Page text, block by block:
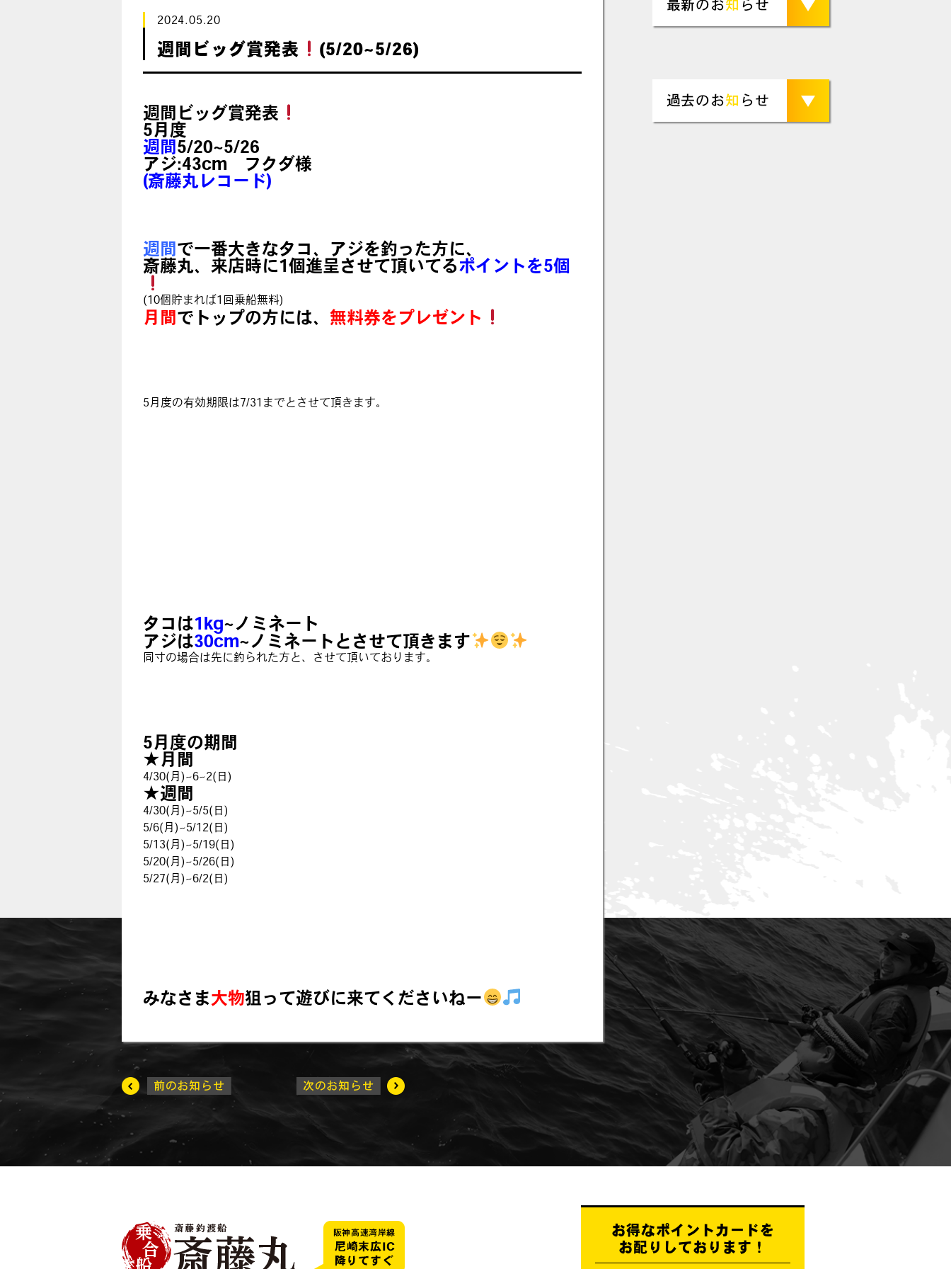
2024.05.20
週間ビッグ賞発表 (5/20~5/26)
週間ビッグ賞発表
5月度
週間 5/20~5/26
アジ:43cm フクダ様
(斎藤丸レコード)
週間 で一番大きなタコ、アジを釣った方に、
斎藤丸、来店時に1個進呈させて頂いてる ポイントを5個
(10個貯まれば1回乗船無料)
月間 でトップの方には、 無料券をプレゼント
5月度の有効期限は7/31までとさせて頂きます。
タコは1kg~ノミネート
アジは30cm~ノミネートとさせて頂きます
同寸の場合は先に釣られた方と、させて頂いております。
5月度の期間
★月間
4/30(月)~6~2(日)
★週間
4/30(月)~5/5(日)
5/6(月)~5/12(日)
5/13(月)~5/19(日)
5/20(月)~5/26(日)
5/27(月)~6/2(日)
みなさま大物狙って遊びに来てくださいねー
お得なポイントカードを
お配りしております！